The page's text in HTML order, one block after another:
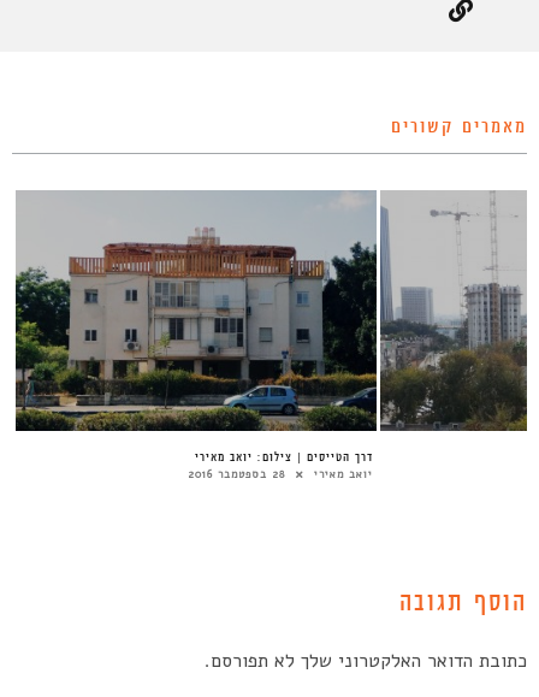
מאמרים קשורים
דרך הטייסים | צילום: יואב מאירי
יואב מאירי 28 בספטמבר 2016
הוסף תגובה
כתובת הדואר האלקטרוני שלך לא תפורסם.